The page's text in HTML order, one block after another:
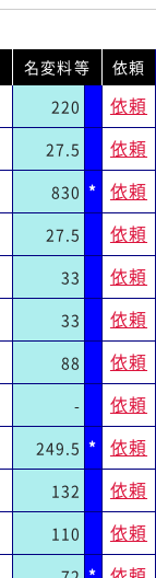
名変料等
依頼
220 依頼
27.5 依頼
830 * 依頼
27.5 依頼
33 依頼
33 依頼
88 依頼
- 依頼
249.5 * 依頼
132 依頼
110 依頼